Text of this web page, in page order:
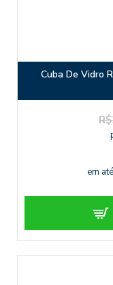
Cuba De Vidro
em até